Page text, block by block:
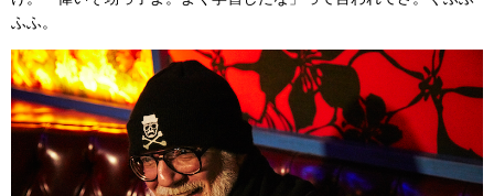
ふふ。